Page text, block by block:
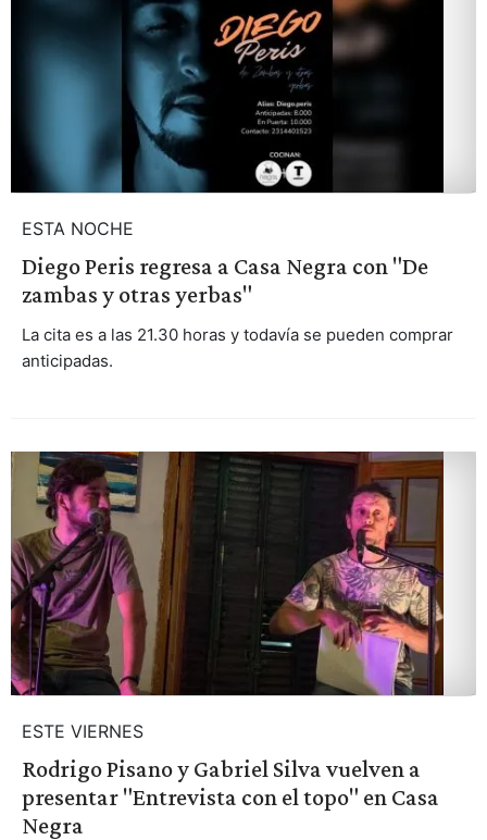
ESTA NOCHE
Diego Peris regresa a Casa Negra con "De
zambas y otras yerbas"
La cita es a las 21.30 horas y todavía se pueden comprar
anticipadas.
ESTE VIERNES
Rodrigo Pisano y Gabriel Silva vuelven a
presentar "Entrevista con el topo" en Casa
Negra